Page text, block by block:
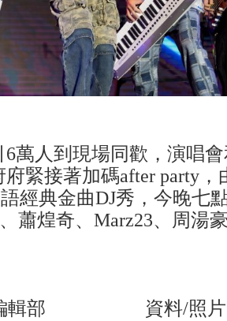
6萬人到現場同歡，演唱
緊接著加碼after party，
經典金曲DJ秀，今晚七
蕭煌奇、Marz23、周湯
編輯部 資料/照片 :